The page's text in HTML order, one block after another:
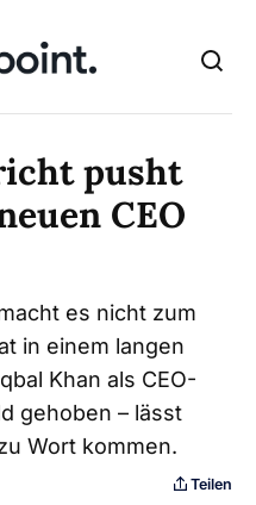
pusht
CEO
es nicht zum
in einem langen
Khan als CEO-
gehoben – lässt
Wort kommen.
Teilen